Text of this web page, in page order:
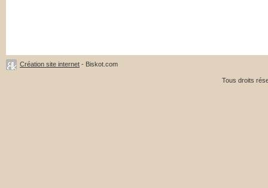
Création site internet - Biskot.com
Tous droits